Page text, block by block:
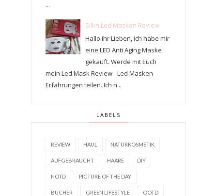
...
Silkn Led Masken Review
Hallo ihr Lieben, ich habe mir
eine LED Anti Aging Maske
gekauft. Werde mit Euch
mein Led Mask Review - Led Masken
Erfahrungen teilen. Ich n...
LABELS
REVIEW HAUL NATURKOSMETIK
AUFGEBRAUCHT HAARE DIY
NOTD PICTURE OF THE DAY
BÜCHER GREEN LIFESTYLE OOTD